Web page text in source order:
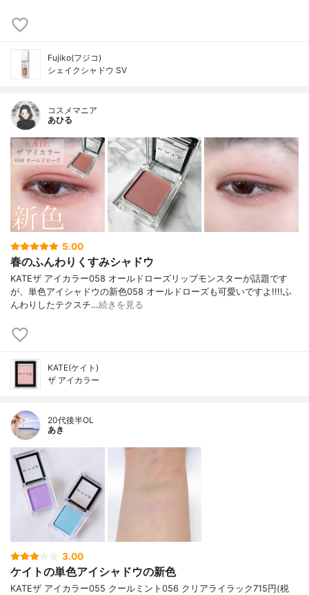
Fujiko(フジコ)
シェイクシャドウ SV
コスメマニア
あひる
5.00
春のふんわりくすみシャドウ
KATEザ アイカラー058 オールドローズリップモンスターが話題です
が、単色アイシャドウの新色058 オールドローズも可愛いですよ!!!!ふ
んわりしたテクスチ…続きを見る
KATE(ケイト)
ザ アイカラー
20代後半OL
あき
3.00
ケイトの単色アイシャドウの新色
KATE ザ アイカラー 055 クールミント 056 クリアライラック 715円(税